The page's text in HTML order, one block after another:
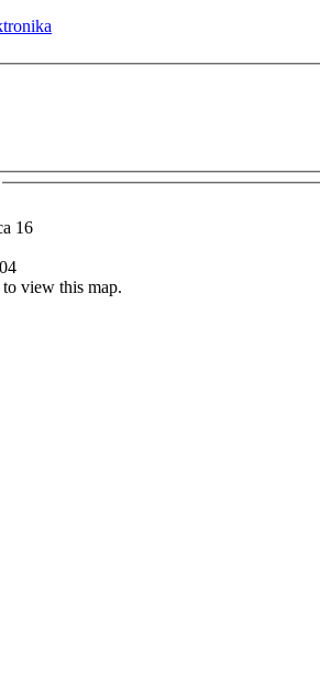
16
view this map.